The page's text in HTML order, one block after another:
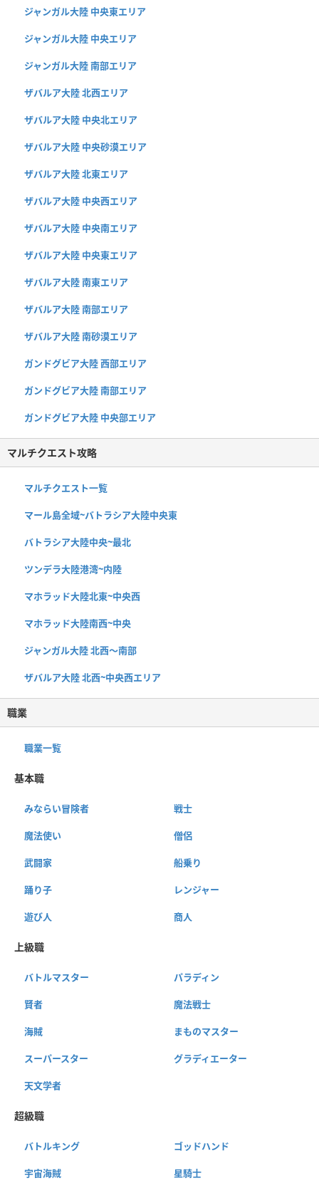
ジャンガル大陸 中央東エリア
ジャンガル大陸 中央エリア
ジャンガル大陸 南部エリア
ザバルア大陸 北西エリア
ザバルア大陸 中央北エリア
ザバルア大陸 中央砂漠エリア
ザバルア大陸 北東エリア
ザバルア大陸 中央西エリア
ザバルア大陸 中央南エリア
ザバルア大陸 中央東エリア
ザバルア大陸 南東エリア
ザバルア大陸 南部エリア
ザバルア大陸 南砂漠エリア
ガンドグビア大陸 西部エリア
ガンドグビア大陸 南部エリア
ガンドグビア大陸 中央部エリア
マルチクエスト攻略
マルチクエスト一覧
マール島全域~バトラシア大陸中央東
バトラシア大陸中央~最北
ツンデラ大陸港湾~内陸
マホラッド大陸北東~中央西
マホラッド大陸南西~中央
ジャンガル大陸 北西〜南部
ザバルア大陸 北西~中央西エリア
職業
職業一覧
基本職
みならい冒険者 戦士
魔法使い 僧侶
武闘家 船乗り
踊り子 レンジャー
遊び人 商人
上級職
バトルマスター パラディン
賢者 魔法戦士
海賊 まものマスター
スーパースター グラディエーター
天文学者
超級職
バトルキング ゴッドハンド
宇宙海賊 星騎士